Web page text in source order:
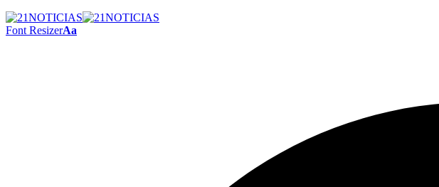
Font ResizerAa